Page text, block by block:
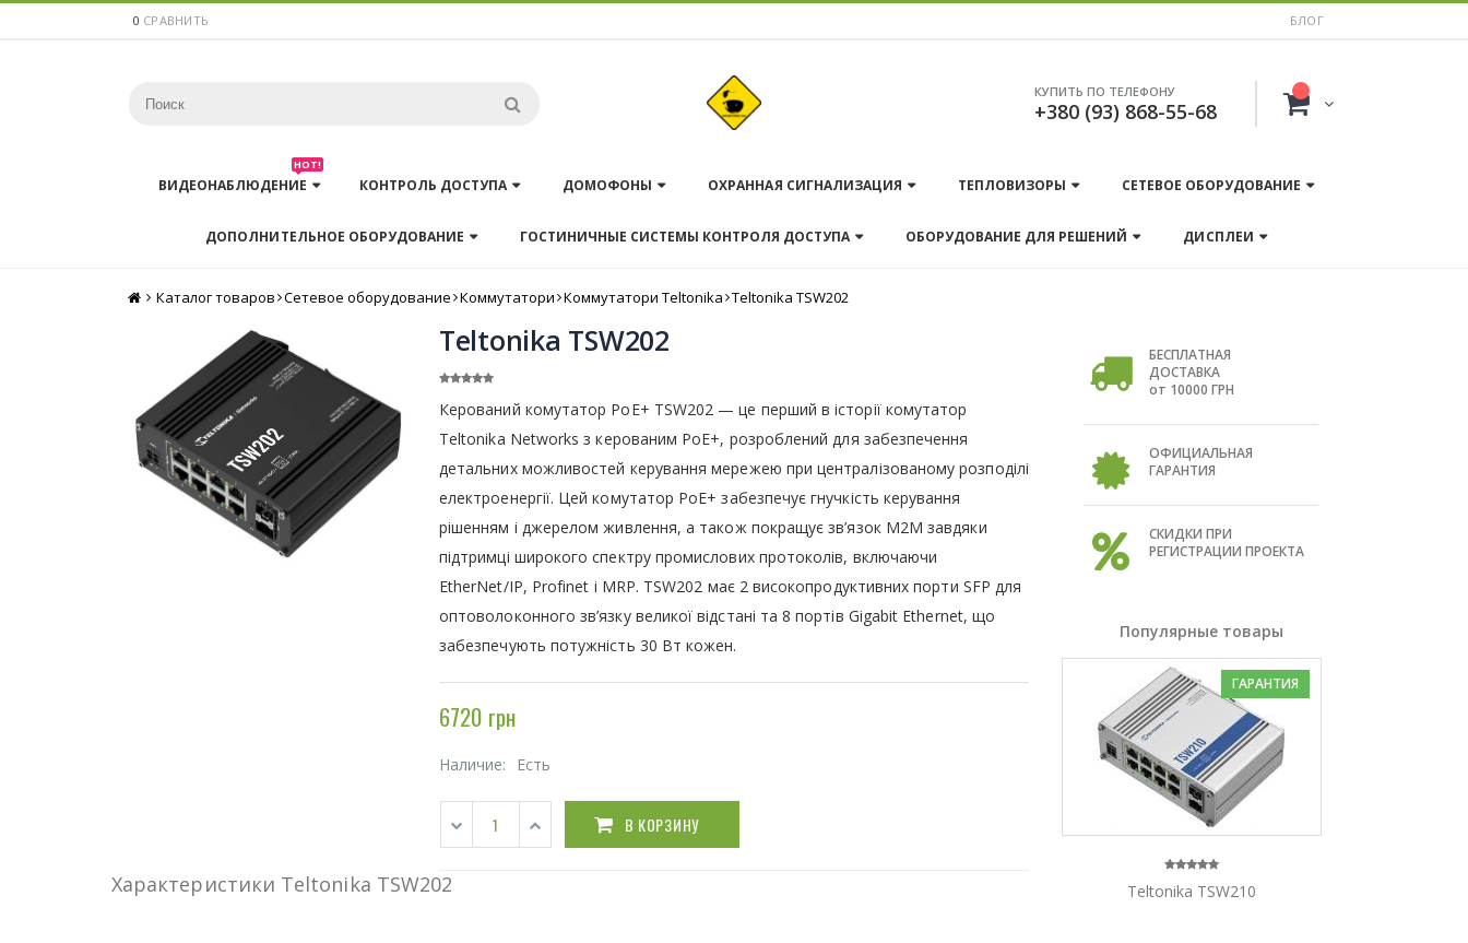
0 СРАВНИТЬ БЛОГ
КУПИТЬ ПО ТЕЛЕФОНУ
+380 (93) 868-55-68
ВИДЕОНАБЛЮДЕНИЕ
HOT!
КОНТРОЛЬ ДОСТУПА ДОМОФОНЫ ОХРАННАЯ СИГНАЛИЗАЦИЯ ТЕПЛОВИЗОРЫ СЕТЕВОЕ ОБОРУДОВАНИЕ
ДОПОЛНИТЕЛЬНОЕ ОБОРУДОВАНИЕ ГОСТИНИЧНЫЕ СИСТЕМЫ КОНТРОЛЯ ДОСТУПА ОБОРУДОВАНИЕ ДЛЯ РЕШЕНИЙ ДИСПЛЕИ
Главная
Каталог товаров Сетевое оборудование Коммутатори Коммутатори Teltonika Teltonika TSW202
Teltonika TSW202
Керований комутатор PoE+ TSW202 — це перший в історії комутатор
Teltonika Networks з керованим PoE+, розроблений для забезпечення
детальних можливостей керування мережею при централізованому розподілі
електроенергії. Цей комутатор PoE+ забезпечує гнучкість керування
рішенням і джерелом живлення, а також покращує зв’язок M2M завдяки
підтримці широкого спектру промислових протоколів, включаючи
EtherNet/IP, Profinet і MRP. TSW202 має 2 високопродуктивних порти SFP для
оптоволоконного зв’язку великої відстані та 8 портів Gigabit Ethernet, що
забезпечують потужність 30 Вт кожен.
6720 грн
Наличие: Есть
В КОРЗИНУ
Характеристики Teltonika TSW202
БЕСПЛАТНАЯ
ДОСТАВКА
от 10000 ГРН
ОФИЦИАЛЬНАЯ
ГАРАНТИЯ
СКИДКИ ПРИ
РЕГИСТРАЦИИ ПРОЕКТА
Популярные товары
ГАРАНТИЯ
Teltonika TSW210